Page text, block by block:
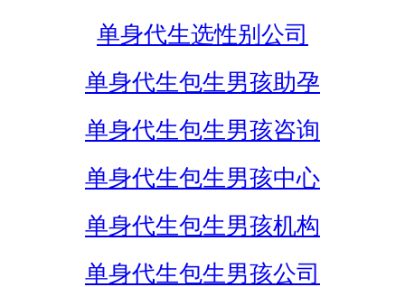
单身代生选性别公司
单身代生包生男孩助孕
单身代生包生男孩咨询
单身代生包生男孩中心
单身代生包生男孩机构
单身代生包生男孩公司